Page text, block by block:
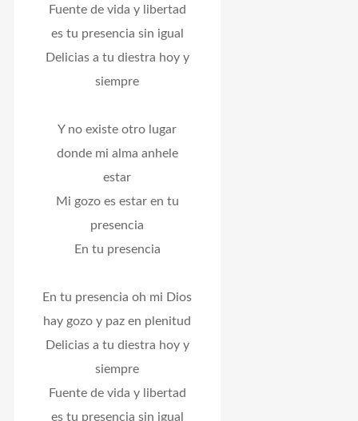
Fuente de vida y libertad
es tu presencia sin igual
Delicias a tu diestra hoy y
siempre
Y no existe otro lugar
donde mi alma anhele
estar
Mi gozo es estar en tu
presencia
En tu presencia
En tu presencia oh mi Dios
hay gozo y paz en plenitud
Delicias a tu diestra hoy y
siempre
Fuente de vida y libertad
es tu presencia sin igual